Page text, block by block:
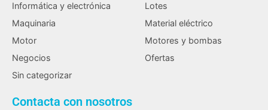
Informática y electrónica
Lotes
Maquinaria
Material eléctrico
Motor
Motores y bombas
Negocios
Ofertas
Sin categorizar
Contacta con nosotros